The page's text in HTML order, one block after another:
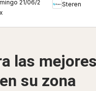
21/06/2026
Steren
las mejores
su zona